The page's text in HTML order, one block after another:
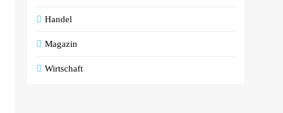
Handel
Magazin
Wirtschaft